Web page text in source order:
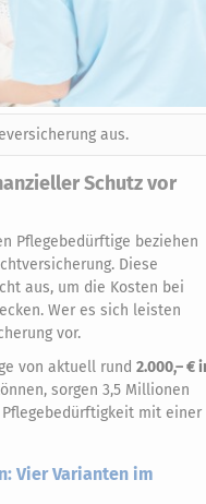
aus.
Schutz vor
Pflegebedürftige beziehen
Diese
aus, um die Kosten bei
Wer es sich leisten
vor.
von aktuell rund 2.000,– €
sorgen 3,5 Millionen
mit einer
Vier Varianten im